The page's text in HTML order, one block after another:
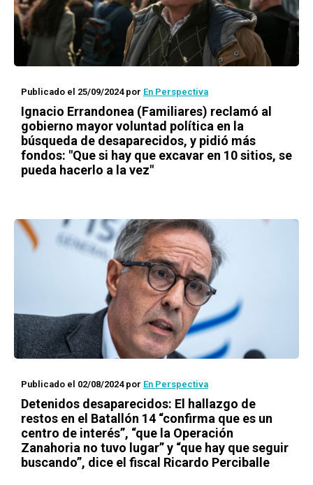
Publicado el 25/09/2024por En Perspectiva
Ignacio Errandonea (Familiares) reclamó al
gobierno mayor voluntad política en la
búsqueda de desaparecidos, y pidió más
fondos: "Que si hay que excavar en 10 sitios, se
pueda hacerlo a la vez"
Publicado el 02/08/2024por En Perspectiva
Detenidos desaparecidos: El hallazgo de
restos en el Batallón 14 “confirma que es un
centro de interés”, “que la Operación
Zanahoria no tuvo lugar” y “que hay que seguir
buscando”, dice el fiscal Ricardo Perciballe